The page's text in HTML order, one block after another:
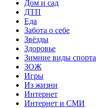
Дом и сад
ДТП
Еда
Забота о себе
Звёзды
Здоровье
Зимние виды спорта
ЗОЖ
Игры
Из жизни
Интернет
Интернет и СМИ